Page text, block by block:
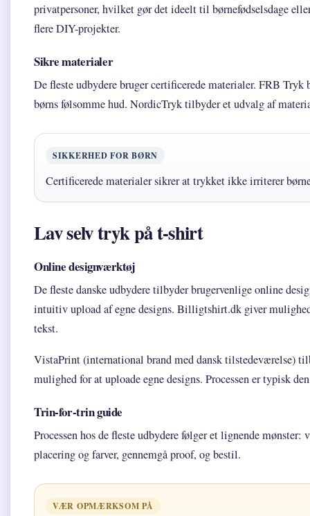
privatpersoner, hvilket gør det ideelt til børnefødselsdage
flere DIY-projekter.
Sikre materialer
De fleste udbydere bruger certificerede materialer. FRB
børns følsomme hud. NordicTryk tilbyder et udvalg af
SIKKERHED FOR BØRN
Certificerede materialer sikrer at trykket ikke irriterer
Lav selv tryk på t-shirt
Online designværktøj
De fleste danske udbydere tilbyder brugervenlige online
intuitiv upload af egne designs. Billigtshirt.dk giver
tekst.
VistaPrint (international brand med dansk tilstedeværelse)
mulighed for at uploade egne designs. Processen er typisk
Trin-for-trin guide
Processen hos de fleste udbydere følger et lignende
placering og farver, gennemgå proof, og bestil.
VÆR OPMÆRKSOM PÅ